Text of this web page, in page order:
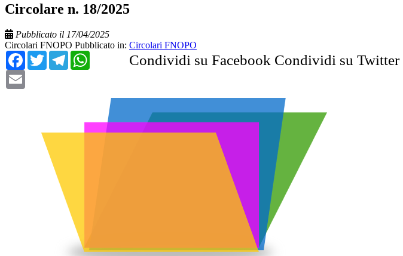
Circolare n. 18/2025
Pubblicato il 17/04/2025
Circolari FNOPO Pubblicato in: Circolari FNOPO
Condividi su Facebook
Facebook Condividi su Twitter
TwitterTelegramWhatsApp
Email